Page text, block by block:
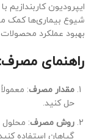
ایپرودیون
شیوع بیماری‌ها کمک
بهبود عملکرد
راهنمای مصرف:
مقدار مصرف
حل کنید.
روش مصرف:
گیاهان استفاده